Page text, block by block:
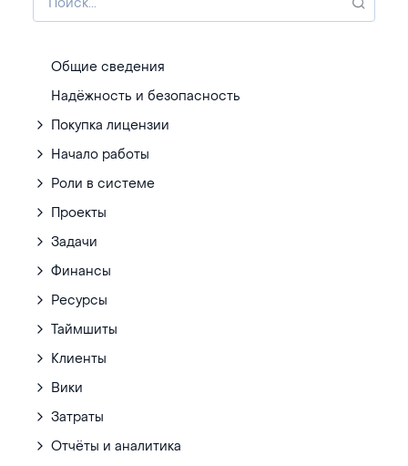
Общие сведения
Надёжность и безопасность
Покупка лицензии
Начало работы
Роли в системе
Проекты
Задачи
Финансы
Ресурсы
Таймшиты
Клиенты
Вики
Затраты
Отчёты и аналитика